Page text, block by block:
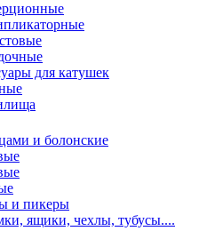
для катушек
и болонские
и пикеры
ящики, чехлы, тубусы....